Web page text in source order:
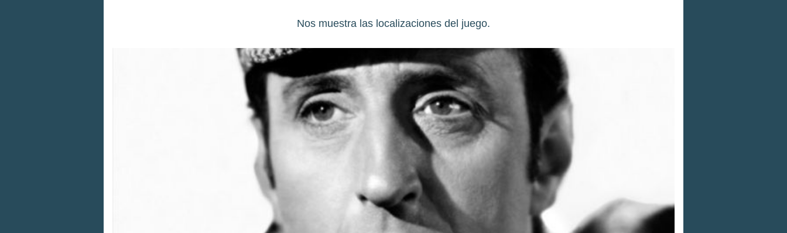
Nos muestra las localizaciones del juego.